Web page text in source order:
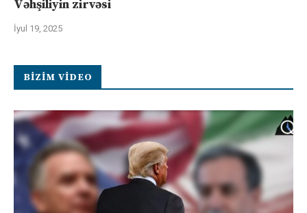
Vəhşiliyin zirvəsi
İyul 19, 2025
BIZIM VIDEO